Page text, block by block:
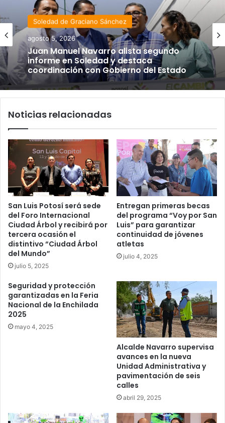
Soledad de Graciano Sánchez
agosto 5, 2026
Juan Manuel Navarro alista segundo
informe en Soledad y destaca
coordinación con Gobierno del Estado
Estado
agosto 4, 2026
Tangamanga y defiende llegada tras
Noticias relacionadas
San Luis Potosí será sede
del Foro Internacional
Ciudad Árbol y recibirá por
tercera ocasión el
distintivo “Ciudad Árbol
del Mundo”
julio 5, 2025
Entregan primeras becas
del programa “Voy por San
Luis” para garantizar
continuidad de jóvenes
atletas
julio 4, 2025
Seguridad y protección
garantizadas en la Feria
Nacional de la Enchilada
2025
mayo 4, 2025
Alcalde Navarro supervisa
avances en la nueva
Unidad Administrativa y
pavimentación de seis
calles
abril 29, 2025